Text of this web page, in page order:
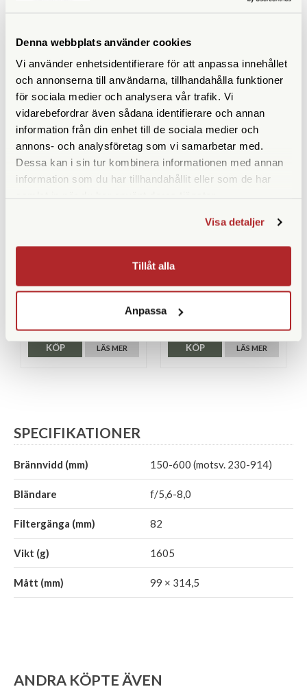
Denna webbplats använder cookies
Vi använder enhetsidentifierare för att anpassa innehållet
och annonserna till användarna, tillhandahålla funktioner
för sociala medier och analysera vår trafik. Vi
vidarebefordrar även sådana identifierare och annan
information från din enhet till de sociala medier och
annons- och analysföretag som vi samarbetar med.
Dessa kan i sin tur kombinera informationen med annan
information som du har tillhandahållit eller som de har
Visa detaljer
Tillåt alla
Anpassa
LIKNANDE PRODUKTER
Fujifilm XF 500/5,6 LM OIS
WR
LÄS MER
KÖP
Fujifilm XF 200/2,0 LM OIS
WR
LÄS MER
KÖP
SPECIFIKATIONER
Brännvidd (mm) 150-600 (motsv. 230-914)
Bländare f/5,6-8,0
Filtergänga (mm) 82
Vikt (g) 1605
Mått (mm) 99 × 314,5
ANDRA KÖPTE ÄVEN